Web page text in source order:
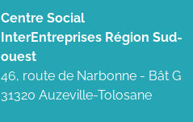
Centre Social
InterEntreprises Région Sud-
ouest
46, route de Narbonne - Bât G
31320 Auzeville-Tolosane